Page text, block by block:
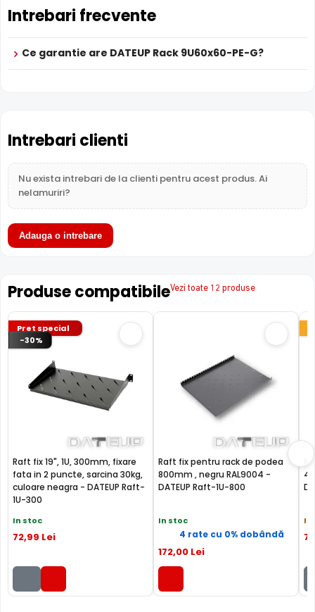
Intrebari frecvente
Ce garantie are DATEUP Rack 9U60x60-PE-G?
Intrebari clienti
Nu exista intrebari de la clienti pentru acest produs. Ai
nelamuriri?
Adauga o intrebare
Produse compatibileVezi toate 12 produse
Pret special
-30%
Raft fix 19", 1U, 300mm, fixare
fata in 2 puncte, sarcina 30kg,
culoare neagra - DATEUP Raft-
1U-300
In stoc
72,99 Lei
Raft fix pentru rack de podea
800mm , negru RAL9004 -
DATEUP Raft-1U-800
In stoc
4 rate cu 0% dobândă
172,00 Lei
71